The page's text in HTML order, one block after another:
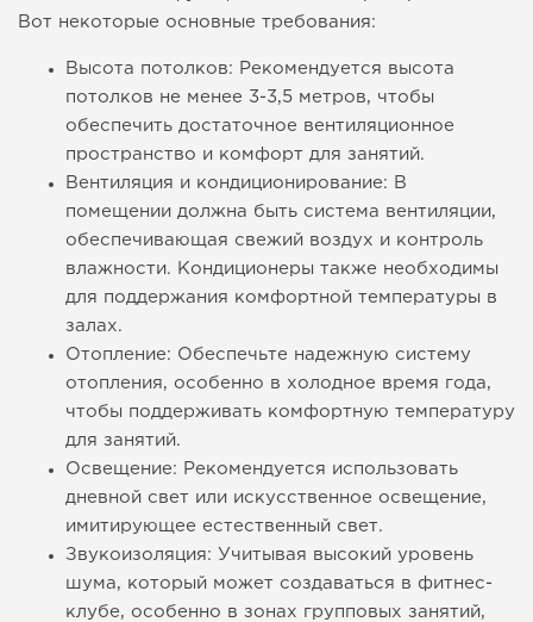
Вот некоторые основные требования:
Высота потолков: Рекомендуется высота
потолков не менее 3-3,5 метров, чтобы
обеспечить достаточное вентиляционное
пространство и комфорт для занятий.
Вентиляция и кондиционирование: В
помещении должна быть система вентиляции,
обеспечивающая свежий воздух и контроль
влажности. Кондиционеры также необходимы
для поддержания комфортной температуры в
залах.
Отопление: Обеспечьте надежную систему
отопления, особенно в холодное время года,
чтобы поддерживать комфортную температуру
для занятий.
Освещение: Рекомендуется использовать
дневной свет или искусственное освещение,
имитирующее естественный свет.
Звукоизоляция: Учитывая высокий уровень
шума, который может создаваться в фитнес-
клубе, особенно в зонах групповых занятий,